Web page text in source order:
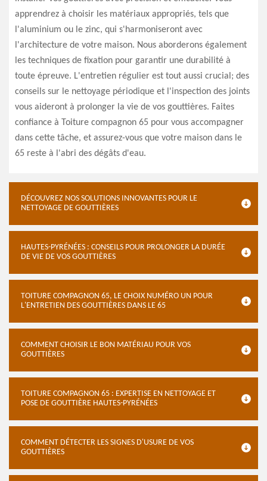
apprendrez à choisir les matériaux appropriés, tels que
l'aluminium ou le zinc, qui s'harmoniseront avec
l'architecture de votre maison. Nous aborderons également
les techniques de fixation pour garantir une durabilité à
toute épreuve. L'entretien régulier est tout aussi crucial; des
conseils sur le nettoyage périodique et l'inspection des joints
vous aideront à prolonger la vie de vos gouttières. Faites
confiance à Toiture compagnon 65 pour vous accompagner
dans cette tâche, et assurez-vous que votre maison dans le
65 reste à l'abri des dégâts d'eau.
DÉCOUVREZ NOS SOLUTIONS INNOVANTES POUR LE
NETTOYAGE DE GOUTTIÈRES
HAUTES-PYRÉNÉES : CONSEILS POUR PROLONGER LA DURÉE
DE VIE DE VOS GOUTTIÈRES
TOITURE COMPAGNON 65, LE CHOIX NUMÉRO UN POUR
L'ENTRETIEN DES GOUTTIÈRES DANS LE 65
COMMENT CHOISIR LE BON MATÉRIAU POUR VOS
GOUTTIÈRES
TOITURE COMPAGNON 65 : EXPERTISE EN NETTOYAGE ET
POSE DE GOUTTIÈRE HAUTES-PYRÉNÉES
COMMENT DÉTECTER LES SIGNES D'USURE DE VOS
GOUTTIÈRES